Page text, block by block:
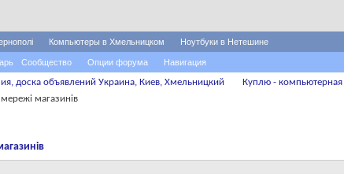
Сообщество Опции форума Навигация
Компьютеры в Хмельницком Ноутбуки в Нетешине
доска объявлений Украина, Киев, Хмельницкий Куплю - компьютерная
магазинів